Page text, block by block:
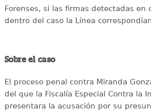
Forenses, si las firmas detectadas en
dentro del caso la Línea
Sobre el caso
El proceso penal contra Miranda
del que la Fiscalía Especial Contra la
presentara la acusación por su